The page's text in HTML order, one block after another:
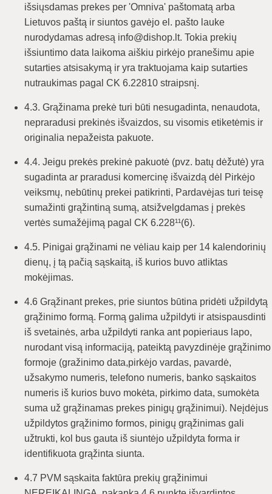
išsiųsdamas prekes per 'Omniva' paštomatą arba
Lietuvos paštą ir siuntos gavėjo el. pašto lauke
nurodydamas adresą info@dishop.lt. Tokia prekių
išsiuntimo data laikoma aiškiu pirkėjo pranešimu apie
sutarties atsisakymą ir yra traktuojama kaip sutarties
nutraukimas pagal CK 6.22810 straipsnį.
4.3. Grąžinama prekė turi būti nesugadinta, nenaudota,
nepraradusi prekinės išvaizdos, su visomis etiketėmis ir
originalia nepažeista pakuote.
4.4. Jeigu prekės prekinė pakuotė (pvz. batų dėžutė) yra
sugadinta ar praradusi komercinę išvaizdą dėl Pirkėjo
veiksmų, nebūtinų prekei patikrinti, Pardavėjas turi teisę
sumažinti grąžintiną sumą, atsižvelgdamas į prekės
vertės sumažėjimą pagal CK 6.228¹¹(6).
4.5. Pinigai grąžinami ne vėliau kaip per 14 kalendorinių
dienų, į tą pačią sąskaitą, iš kurios buvo atliktas
mokėjimas.
4.6 Grąžinant prekes, prie siuntos būtina pridėti užpildytą
grąžinimo formą. Formą galima užpildyti ir atsispausdinti
iš svetainės, arba užpildyti ranka ant popieriaus lapo,
nurodant visą informaciją, pateiktą pavyzdinėje grąžinimo
formoje (gražinimo data,pirkėjo vardas, pavardė,
užsakymo numeris, telefono numeris, banko sąskaitos
numeris iš kurios buvo mokėta, pirkimo data, sumokėta
suma už grąžinamas prekes pinigų grąžinimui). Neįdėjus
užpildytos grąžinimo formos, pinigų grąžinimas gali
užtrukti, kol bus gauta iš siuntėjo užpildyta forma ir
identifikuota grąžinta siunta.
4.7 PVM sąskaita faktūra prekių grąžinimui